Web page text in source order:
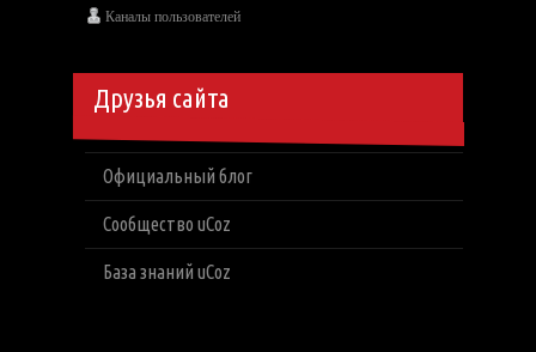
Каналы пользователей
Друзья сайта
Официальный блог
Сообщество uCoz
База знаний uCoz